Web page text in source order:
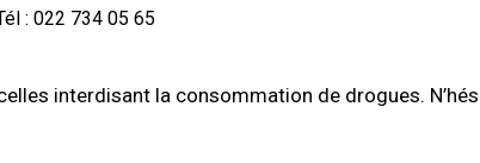
: 022 734 05 65
interdisant la consommation de drogues.